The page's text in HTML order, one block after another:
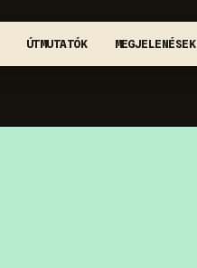
ÚTMUTATÓK MEGJELENÉSEK